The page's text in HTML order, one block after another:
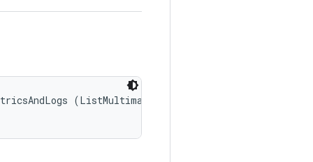
(ListMultimap<String,